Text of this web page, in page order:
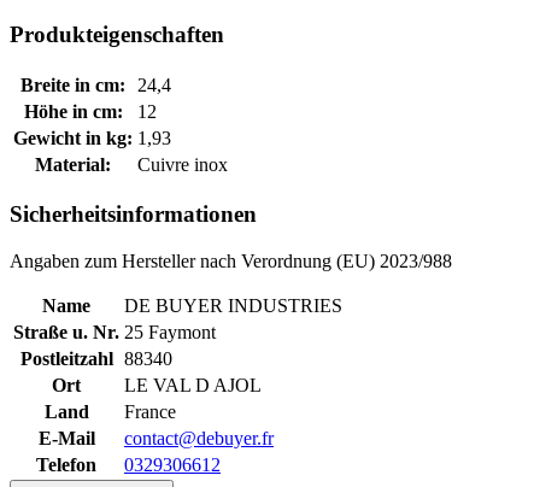
Produkteigenschaften
Breite in cm:
24,4
Höhe in cm:
12
Gewicht in kg: 1,93
Material:
Cuivre inox
Sicherheitsinformationen
Angaben zum Hersteller nach Verordnung (EU) 2023/988
Name
DE BUYER INDUSTRIES
Straße u. Nr. 25 Faymont
Postleitzahl 88340
Ort
LE VAL D AJOL
Land
France
E-Mail
contact@debuyer.fr
Telefon
0329306612